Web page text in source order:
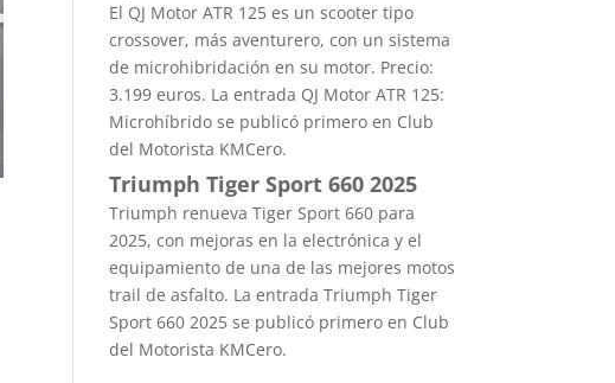
El QJ Motor ATR 125 es un scooter tipo
crossover, más aventurero, con un sistema
de microhibridación en su motor. Precio:
3.199 euros. La entrada QJ Motor ATR 125:
Microhíbrido se publicó primero en Club
del Motorista KMCero.
Triumph Tiger Sport 660 2025
Triumph renueva Tiger Sport 660 para
2025, con mejoras en la electrónica y el
equipamiento de una de las mejores motos
trail de asfalto. La entrada Triumph Tiger
Sport 660 2025 se publicó primero en Club
del Motorista KMCero.